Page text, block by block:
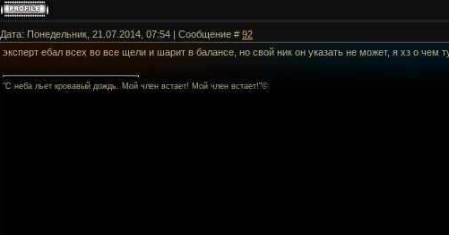
Дата: Понедельник, 21.07.2014, 07:54 | Сообщение # 92
эксперт ебал всех во все щели и шарит в балансе, но свой ник он указать не может, я хз о чем
"C неба льет кровавый дождь. Мой член встает! Мой член встает!"©